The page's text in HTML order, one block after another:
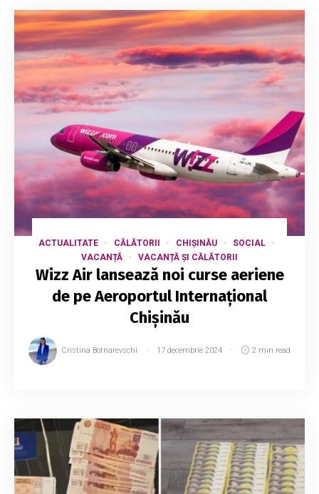
ACTUALITATE CĂLĂTORII CHIȘINĂU
SOCIAL
VACANȚĂ
VACANȚĂ ȘI CĂLĂTORII
Wizz Air lansează noi curse aeriene
de pe Aeroportul Internațional
Chișinău
Cristina Botnarevschi 17 decembrie 2024 2 min read